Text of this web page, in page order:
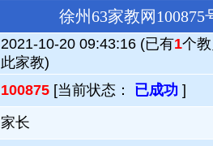
徐州63家教网
2021-10-20 09:43:16 (已有1个
此家教)
100875 [当前状态： 已成功 ]
家长